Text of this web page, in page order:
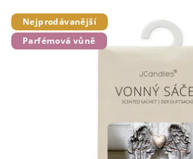
Nejprodávanější
Parfémová vůně